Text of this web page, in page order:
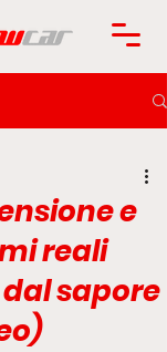
e
reali
sapore